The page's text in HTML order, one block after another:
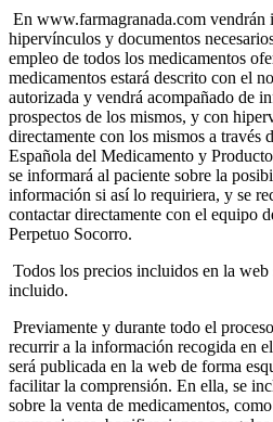
En www.farmagranada.com vendrán
hipervínculos y documentos
empleo de todos los medicamentos
medicamentos estará descrito con el
autorizada y vendrá acompañado de
prospectos de los mismos, y con
directamente con los mismos a través
Española del Medicamento y
se informará al paciente sobre la
información si así lo requiriera, y se
contactar directamente con el equipo
Perpetuo Socorro.
Todos los precios incluidos en la
incluido.
Previamente y durante todo el
recurrir a la información recogida en
será publicada en la web de forma
facilitar la comprensión. En ella, se
sobre la venta de medicamentos,